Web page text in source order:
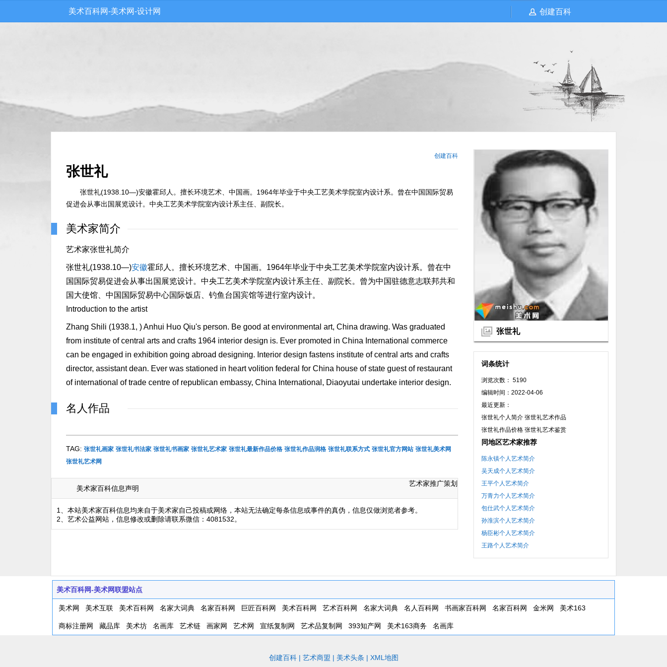
美术百科网-美术网-设计网 创建百科
张世礼
词条统计
浏览次数： 5190
编辑时间：2022-04-06
最近更新：
张世礼个人简介 张世礼艺术作品
张世礼作品价格 张世礼艺术鉴赏
同地区艺术家推荐
陈永镇个人艺术简介
吴天成个人艺术简介
王平个人艺术简介
万青力个人艺术简介
包仕武个人艺术简介
孙淮滨个人艺术简介
杨臣彬个人艺术简介
王路个人艺术简介
创建百科
张世礼
张世礼(1938.10—)安徽霍邱人。擅长环境艺术、中国画。1964年毕业于中央工艺美术学院室内设计系。曾在中国国际贸易
促进会从事出国展览设计。中央工艺美术学院室内设计系主任、副院长。
美术家简介
艺术家张世礼简介
张世礼(1938.10—)安徽霍邱人。擅长环境艺术、中国画。1964年毕业于中央工艺美术学院室内设计系。曾在中
国国际贸易促进会从事出国展览设计。中央工艺美术学院室内设计系主任、副院长。曾为中国驻德意志联邦共和
国大使馆、中国国际贸易中心国际饭店、钓鱼台国宾馆等进行室内设计。
Introduction to the artist
Zhang Shili (1938.1, ) Anhui Huo Qiu's person. Be good at environmental art, China drawing. Was graduated
from institute of central arts and crafts 1964 interior design is. Ever promoted in China International commerce
can be engaged in exhibition going abroad designing. Interior design fastens institute of central arts and crafts
director, assistant dean. Ever was stationed in heart volition federal for China house of state guest of restaurant
of international of trade centre of republican embassy, China International, Diaoyutai undertake interior design.
名人作品
TAG: 张世礼画家 张世礼书法家 张世礼书画家 张世礼艺术家 张世礼最新作品价格 张世礼作品润格 张世礼联系方式 张世礼官方网站 张世礼美术网
张世礼艺术网
美术家百科信息声明
艺术家推广策划
1、本站美术家百科信息均来自于美术家自己投稿或网络，本站无法确定每条信息或事件的真伪，信息仅做浏览者参考。
2、艺术公益网站，信息修改或删除请联系微信：4081532。
美术百科网-美术网联盟站点
美术网 美术互联 美术百科网 名家大词典 名家百科网 巨匠百科网 美术百科网 艺术百科网 名家大词典 名人百科网 书画家百科网 名家百科网 金米网 美术163
商标注册网 藏品库 美术坊 名画库 艺术链 画家网 艺术网 宣纸复制网 艺术品复制网 393知产网 美术163商务 名画库
创建百科| 艺术商盟 | 美术头条 | XML地图